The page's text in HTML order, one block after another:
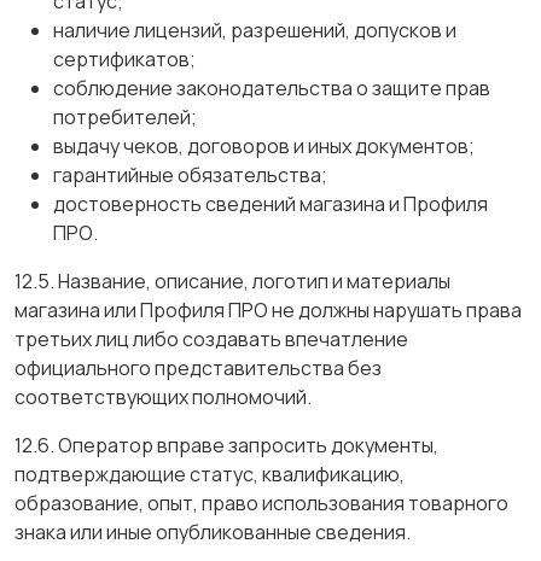
наличие лицензий, разрешений, допусков и
сертификатов;
соблюдение законодательства о защите прав
потребителей;
выдачу чеков, договоров и иных документов;
гарантийные обязательства;
достоверность сведений магазина и Профиля
ПРО.
12.5. Название, описание, логотип и материалы
магазина или Профиля ПРО не должны нарушать права
третьих лиц либо создавать впечатление
официального представительства без
соответствующих полномочий.
12.6. Оператор вправе запросить документы,
подтверждающие статус, квалификацию,
образование, опыт, право использования товарного
знака или иные опубликованные сведения.